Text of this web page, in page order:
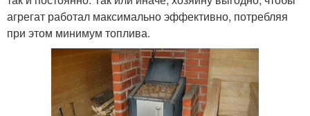
агрегат работал максимально эффективно, потребляя
при этом минимум топлива.